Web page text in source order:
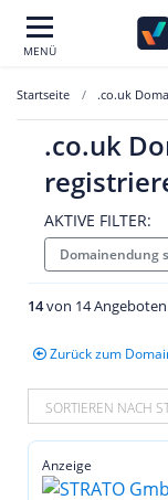
MENÜ
Startseite .co.uk
.co.uk
AKTIVE FILTER:
Domainendung
14von 14
Zurück zum
SORTIEREN NACH
Anzeige